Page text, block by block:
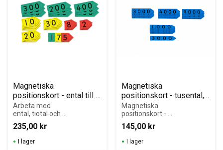
Magnetiska
positionskort - ental till
hundratal, 1 set
Arbeta med
ental, tiotal och
hundratal på
magnetisk
whiteboardtavla.
235,00 kr
I lager
Magnetiska
positionskort - tusental,
1 set
Magnetiska
positionskort -
tusental, 9 delar
145,00 kr
I lager